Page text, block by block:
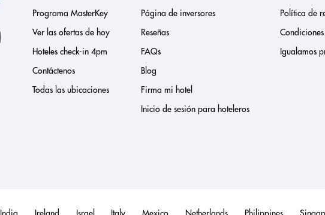
Programa MasterKey
Ver las ofertas de hoy
Hoteles check-in 4pm
Contáctenos
Todas las ubicaciones
Página de inversores
Reseñas
FAQs
Blog
Firma mi hotel
Inicio de sesión para hoteleros
Política de
Igualamos